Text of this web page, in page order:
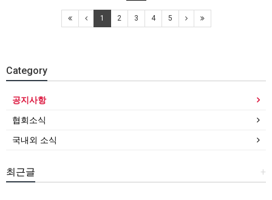
1 2 3 4 5
Category
공지사항
협회소식
국내외 소식
+
최근글